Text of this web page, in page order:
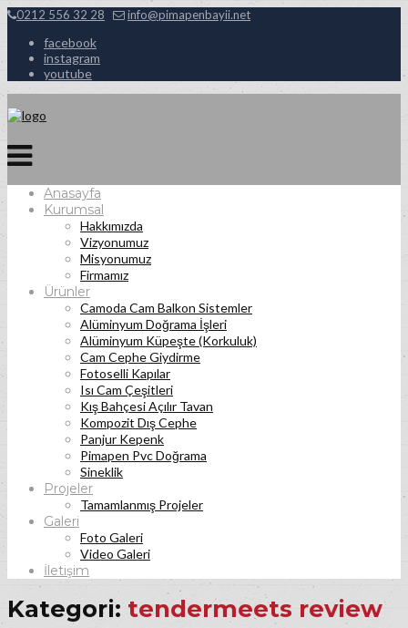
0212 556 32 28 info@pimapenbayii.net
facebook
instagram
youtube
Anasayfa
Kurumsal
Hakkımızda
Vizyonumuz
Misyonumuz
Firmamız
Ürünler
Camoda Cam Balkon Sistemler
Alüminyum Doğrama İşleri
Alüminyum Küpeşte (Korkuluk)
Cam Cephe Giydirme
Fotoselli Kapılar
Isı Cam Çeşitleri
Kış Bahçesi Açılır Tavan
Kompozit Dış Cephe
Panjur Kepenk
Pimapen Pvc Doğrama
Sineklik
Projeler
Tamamlanmış Projeler
Galeri
Foto Galeri
Video Galeri
İletişim
Kategori: tendermeets review